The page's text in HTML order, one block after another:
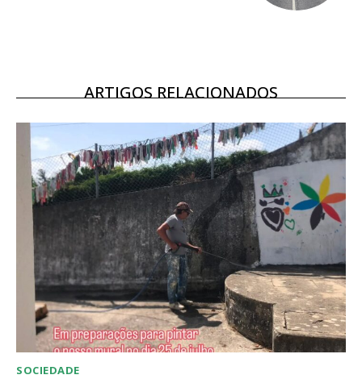
16€
12 meses
Acesso ao conteúdo online
Acesso aos conteúdos Exclusivos para
assinantes
Ofertas para assinatura anual
Escolha o plano
ARTIGOS RELACIONADOS
SOCIEDADE